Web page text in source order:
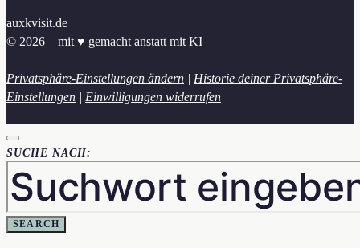
auxkvisit.de
© 2026 – mit ♥︎ gemacht anstatt mit KI
Privatsphäre-Einstellungen ändern | Historie deiner Privatsphäre-
Einstellungen | Einwilligungen widerrufen
SUCHE NACH:
SEARCH